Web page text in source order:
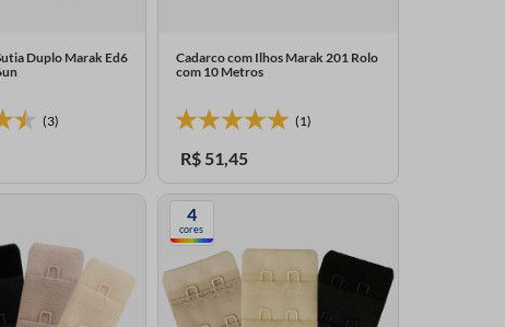
Duplo Marak Ed6
(3)
Cadarco com Ilhos Marak 201 Rolo
com 10 Metros
(1)
R$ 51 45
4
cores